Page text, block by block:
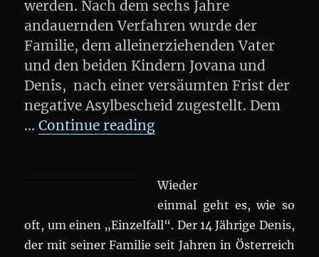
werden. Nach dem sechs Jahre
andauernden Verfahren wurde der
Familie, dem alleinerziehenden Vater
und den beiden Kindern Jovana und
Denis, nach einer versäumten Frist der
negative Asylbescheid zugestellt. Dem
…Continue reading„Demo: Denis und
Wieder
einmal geht es, wie so
oft, um einen „Einzelfall“. Der 14 Jährige Denis,
der mit seiner Familie seit Jahren in Österreich